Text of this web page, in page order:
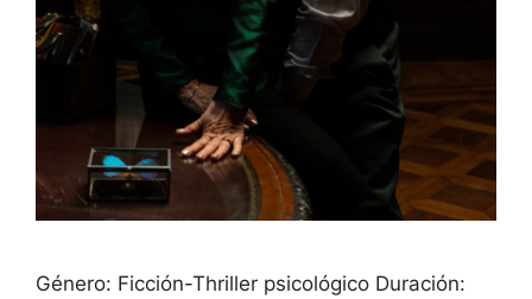
Género: Ficción-Thriller psicológico Duración: